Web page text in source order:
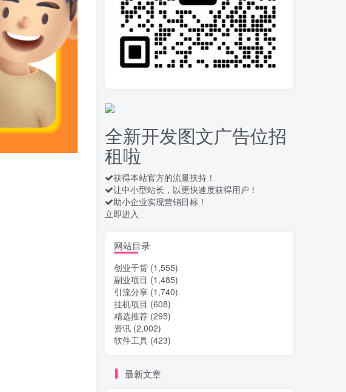
量
13天前 903
10
录屏团购商家浏览 每天
可无限做 单条/0.6 一天轻松
几百条 每天日结 多做多得
13天前 652
12 安卓高速自动点击器
工具
13 头条自动化操作发布文
章获取收益 单机单号一天下
热门文章
TOP1
全新开发图文广告位招
租啦
获得本站官方的流量扶持！
让中小型站长，以更快速度获得用户！
助小企业实现营销目标！
立即进入
网站目录
创业干货 (1,555)
副业项目 (1,485)
引流分享 (1,740)
挂机项目 (608)
精选推荐 (295)
资讯 (2,002)
软件工具 (423)
最新文章